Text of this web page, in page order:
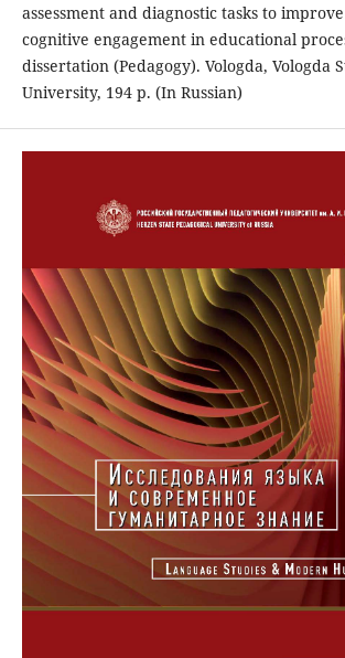
assessment and diagnostic tasks to
cognitive engagement in educational
dissertation (Pedagogy). Vologda, Vologda
University, 194 p. (In Russian)